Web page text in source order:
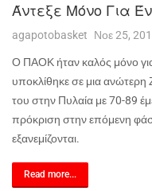
Άντεξε Μόνο Για
agapotobasket Νοε 25,
Ο ΠΑΟΚ ήταν καλός μόνο
υποκλίθηκε σε μια ανώτερη
του στην Πυλαία με 70-89
πρόκριση στην επόμενη
εξανεμίζονται.
Read more...